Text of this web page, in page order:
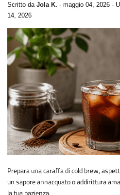
Scritto da Jola K. - maggio 04, 2026 -
14, 2026
Prepara una caraffa di cold brew,
un sapore annacquato o addirittura
la tua pazienza.